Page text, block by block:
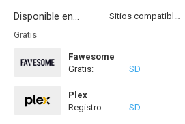
Disponible en...
Sitios compatibles
Gratis
Fawesome
Gratis:
SD
Plex
Registro:
SD